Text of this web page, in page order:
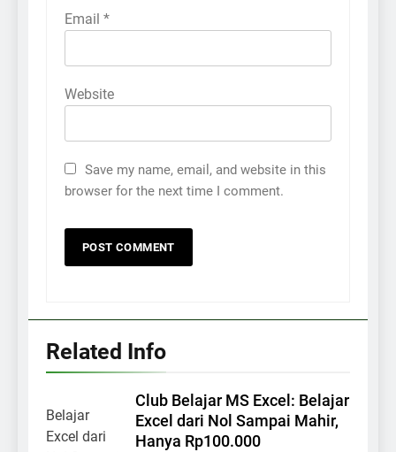
Email *
Website
Save my name, email, and website in this
browser for the next time I comment.
Related Info
Club Belajar MS Excel: Belajar
Excel dari Nol Sampai Mahir,
Hanya Rp100.000